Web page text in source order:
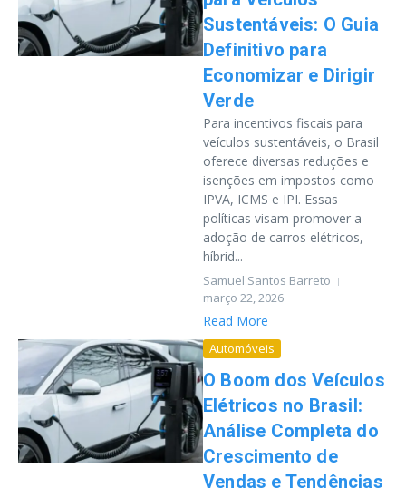
Sustentáveis: O Guia
Definitivo para
Economizar e Dirigir
Verde
Para incentivos fiscais para
veículos sustentáveis, o Brasil
oferece diversas reduções e
isenções em impostos como
IPVA, ICMS e IPI. Essas
políticas visam promover a
adoção de carros elétricos,
híbrid...
Samuel Santos Barreto
março 22, 2026
Read More
Automóveis
O Boom dos Veículos
Elétricos no Brasil:
Análise Completa do
Crescimento de
Vendas e Tendências